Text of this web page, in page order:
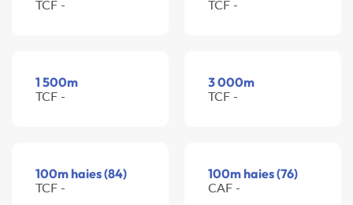
TCF - TCF -
1 500m
TCF -
3 000m
TCF -
100m haies (84)
TCF -
100m haies (76)
CAF -